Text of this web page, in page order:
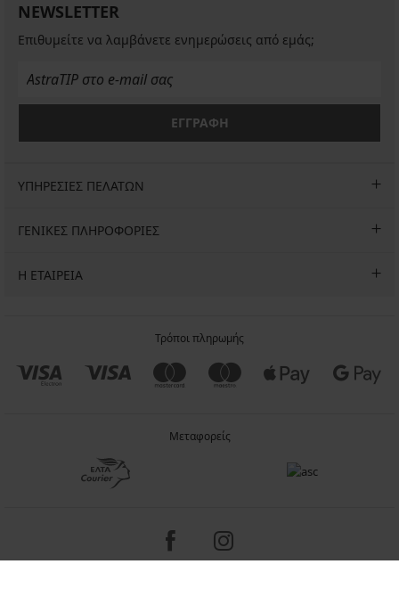
NEWSLETTER
Επιθυμείτε να λαμβάνετε ενημερώσεις από εμάς;
ΕΓΓΡΑΦΗ
ΥΠΗΡΕΣΙΕΣ ΠΕΛΑΤΩΝ
ΓΕΝΙΚΕΣ ΠΛΗΡΟΦΟΡΙΕΣ
Η ΕΤΑΙΡΕΙΑ
Τρόποι πληρωμής
Μεταφορείς